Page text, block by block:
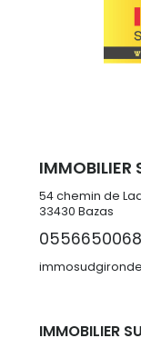
54 chemin de
33430 Bazas
0556650068
IMMOBILIER